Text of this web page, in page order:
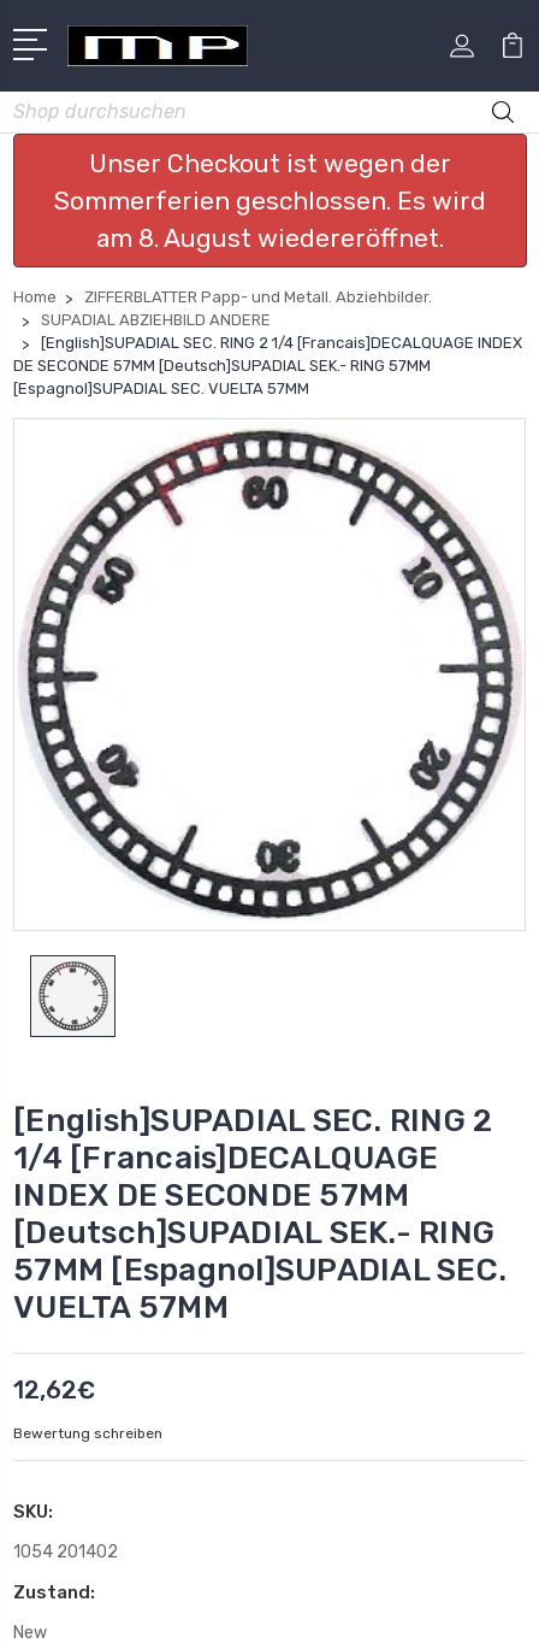
Suchen
Unser Checkout ist wegen der
Sommerferien geschlossen. Es wird
am 8. August wiedereröffnet.
Home
ZIFFERBLATTER Papp- und Metall. Abziehbilder.
SUPADIAL ABZIEHBILD ANDERE
[English]SUPADIAL SEC. RING 2 1/4 [Francais]DECALQUAGE INDEX
DE SECONDE 57MM [Deutsch]SUPADIAL SEK.- RING 57MM
[Espagnol]SUPADIAL SEC. VUELTA 57MM
[English]SUPADIAL SEC. RING 2
1/4 [Francais]DECALQUAGE
INDEX DE SECONDE 57MM
[Deutsch]SUPADIAL SEK.- RING
57MM [Espagnol]SUPADIAL SEC.
VUELTA 57MM
12,62€
Bewertung schreiben
SKU:
1054 201402
Zustand:
New